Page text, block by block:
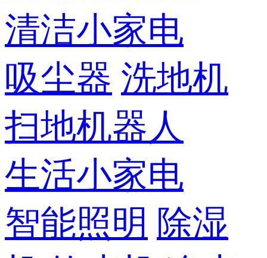
清洁小家电
吸尘器 洗地机
扫地机器人
生活小家电
智能照明 除湿